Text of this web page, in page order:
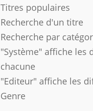
Titres populaires
Recherche d'un titre
Recherche par
"Système" affiche
chacune
"Editeur" affiche les
Genre